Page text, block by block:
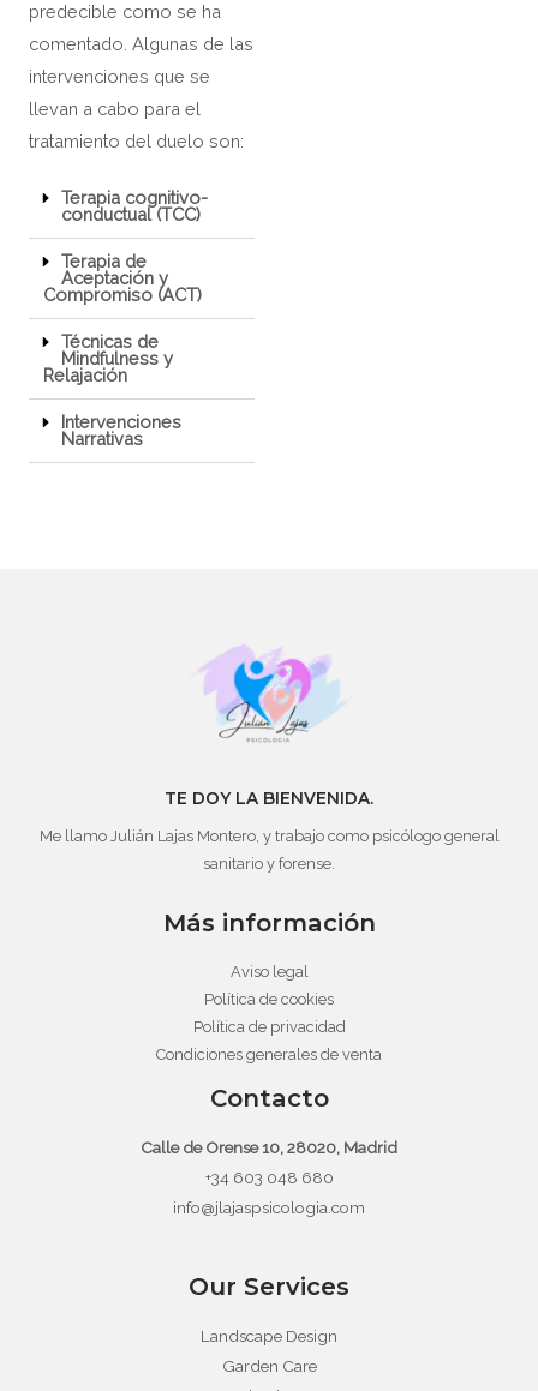
predecible como se ha
comentado. Algunas de las
intervenciones que se
llevan a cabo para el
tratamiento del duelo son:
Terapia cognitivo-
conductual (TCC)
Terapia de
Aceptación y
Compromiso (ACT)
Técnicas de
Mindfulness y
Relajación
Intervenciones
Narrativas
TE DOY LA BIENVENIDA.
Me llamo Julián Lajas Montero, y trabajo como psicólogo general
sanitario y forense.
Más información
Aviso legal
Política de cookies
Política de privacidad
Condiciones generales de venta
Contacto
Calle de Orense 10, 28020, Madrid
+34 603 048 680
info@jlajaspsicologia.com
Our Services
Landscape Design
Garden Care